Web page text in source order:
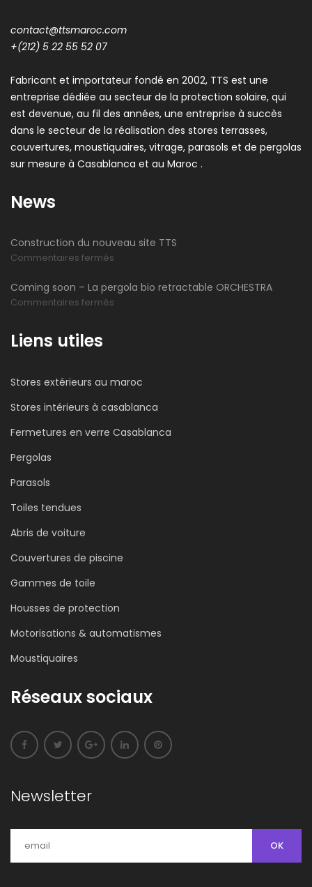
contact@ttsmaroc.com
+(212) 5 22 55 52 07
Fabricant et importateur fondé en 2002, TTS est une
entreprise dédiée au secteur de la protection solaire, qui
est devenue, au fil des années, une entreprise à succès
dans le secteur de la réalisation des stores terrasses,
couvertures, moustiquaires, vitrage, parasols et de pergolas
sur mesure à Casablanca et au Maroc .
News
Construction du nouveau site TTS
Commentaires fermés
du
Coming soon – La pergola bio retractable ORCHESTRA
Commentaires fermés
pergola
bio
ORCHESTRA
Liens utiles
Stores extérieurs au maroc
Stores intérieurs à casablanca
Fermetures en verre Casablanca
Pergolas
Parasols
Toiles tendues
Abris de voiture
Couvertures de piscine
Gammes de toile
Housses de protection
Motorisations & automatismes
Moustiquaires
Réseaux sociaux
Newsletter